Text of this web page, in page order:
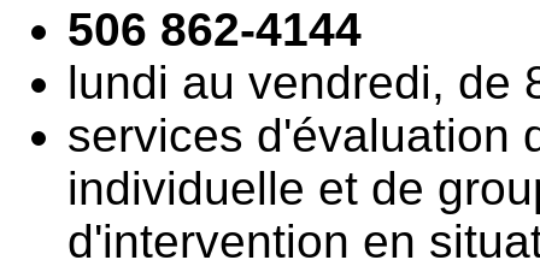
506 862-4144
lundi au vendredi, de
services d'évaluation
individuelle et de
d'intervention en